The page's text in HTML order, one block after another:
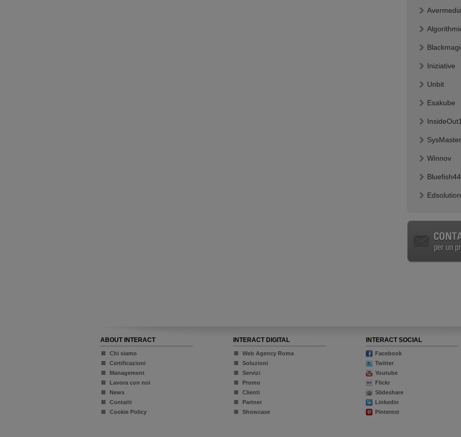
Avermedia
Iniziative
Unbit
Esakube
SysMaster
Winnov
ABOUT INTERACT
Chi siamo
Certificazioni
Management
Lavora con noi
News
Contatti
Cookie Policy
INTERACT DIGITAL
Web Agency Roma
Soluzioni
Servizi
Promo
Clienti
Partner
Showcase
INTERACT SOCIAL
Facebook
Twitter
Youtube
Flickr
Slideshare
Linkedin
Pinterest